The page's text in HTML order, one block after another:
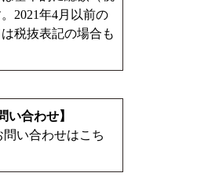
2021年4月以前の
税抜表記の場合も
い合わせ】
問い合わせはこち